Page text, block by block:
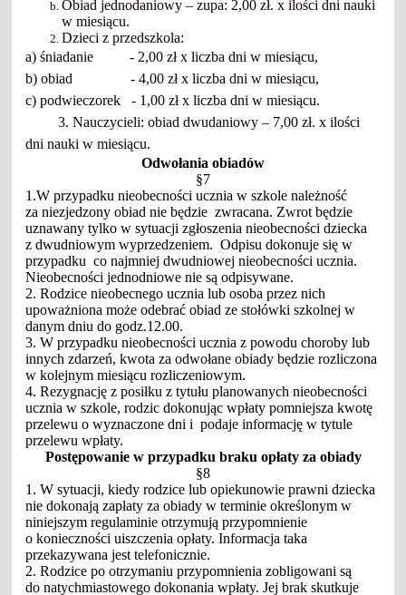
Obiad jednodaniowy – zupa: 2,00 zł. x ilości dni nauki
w miesiącu.
Dzieci z przedszkola:
a) śniadanie - 2,00 zł x liczba dni w miesiącu,
b) obiad - 4,00 zł x liczba dni w miesiącu,
c) podwieczorek - 1,00 zł x liczba dni w miesiącu.
3. Nauczycieli: obiad dwudaniowy – 7,00 zł.x ilości
dni nauki w miesiącu.
Odwołania obiadów
§7
1.W przypadku nieobecności ucznia w szkole należność
za niezjedzony obiad nie będzie zwracana. Zwrot będzie
uznawany tylko w sytuacji zgłoszenia nieobecności dziecka
z dwudniowym wyprzedzeniem. Odpisu dokonuje się w
przypadku co najmniej dwudniowej nieobecności ucznia.
Nieobecności jednodniowe nie są odpisywane.
2. Rodzice nieobecnego ucznia lub osoba przez nich
upoważniona może odebrać obiad ze stołówki szkolnej w
danym dniu do godz.12.00.
3. W przypadku nieobecności ucznia z powodu choroby lub
innych zdarzeń, kwota za odwołane obiady będzie rozliczona
w kolejnym miesiącu rozliczeniowym.
4. Rezygnację z posiłku z tytułu planowanych nieobecności
ucznia w szkole, rodzic dokonując wpłaty pomniejsza kwotę
przelewu o wyznaczone dni i podaje informację w tytule
przelewu wpłaty.
Postępowanie w przypadku braku opłaty za obiady
§8
1. W sytuacji, kiedy rodzice lub opiekunowie prawni dziecka
nie dokonają zapłaty za obiady w terminie określonym w
niniejszym regulaminie otrzymują przypomnienie
o konieczności uiszczenia opłaty. Informacja taka
przekazywana jest telefonicznie.
2. Rodzice po otrzymaniu przypomnienia zobligowani są
do natychmiastowego dokonania wpłaty. Jej brak skutkuje